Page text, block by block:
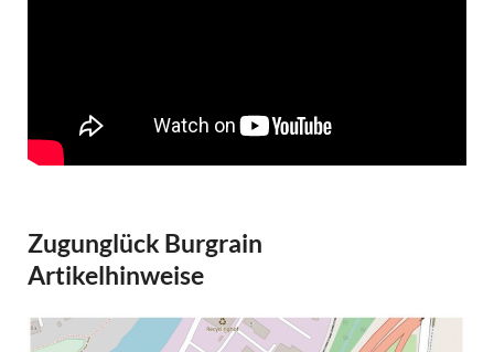
Zugunglück Burgrain
Artikelhinweise